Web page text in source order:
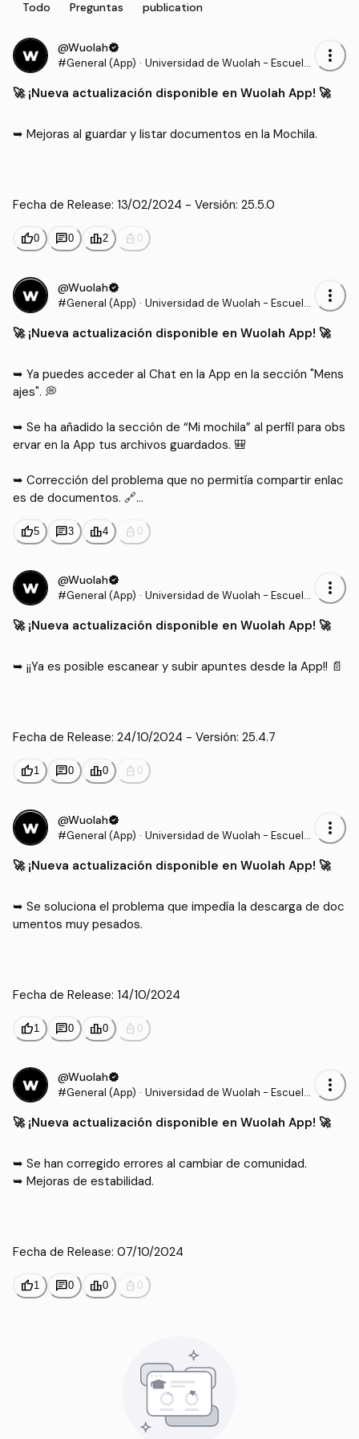
Todo Preguntas publication
@Wuolahverified
#General (App) · Universidad de Wuolah - Escuela
more_vert
🚀​ ¡Nueva actualización disponible en Wuolah App! 🚀​
➥ Mejoras al guardar y listar documentos en la Mochila.
Fecha de Release: 13/02/2024 - Versión: 25.5.0
thumb_up0 chat0 leaderboard2 personal_bag 0
@Wuolahverified
#General (App) · Universidad de Wuolah - Escuela
more_vert
🚀​ ¡Nueva actualización disponible en Wuolah App! 🚀​
➥ Ya puedes acceder al Chat en la App en la sección "Mens
ajes". 💭​
➥ Se ha añadido la sección de “Mi mochila” al perfil para obs
ervar en la App tus archivos guardados. 🎒​
➥ Corrección del problema que no permitía compartir enlac
es de documentos. 🔗​
Fecha de Release: 29/01/2024 - Versión: 25.4.9
thumb_up5 chat3 leaderboard4 personal_bag 0
@Wuolahverified
#General (App) · Universidad de Wuolah - Escuela
more_vert
🚀​ ¡Nueva actualización disponible en Wuolah App! 🚀​
➥ ¡¡Ya es posible escanear y subir apuntes desde la App!! 📄​
Fecha de Release: 24/10/2024 - Versión: 25.4.7
thumb_up1 chat0 leaderboard0 personal_bag 0
@Wuolahverified
#General (App) · Universidad de Wuolah - Escuela
more_vert
🚀​ ¡Nueva actualización disponible en Wuolah App! 🚀​
➥ Se soluciona el problema que impedía la descarga de doc
umentos muy pesados.
Fecha de Release: 14/10/2024
thumb_up1 chat0 leaderboard0 personal_bag 0
@Wuolahverified
#General (App) · Universidad de Wuolah - Escuela
more_vert
🚀​ ¡Nueva actualización disponible en Wuolah App! 🚀​
➥ Se han corregido errores al cambiar de comunidad.
➥ Mejoras de estabilidad.
Fecha de Release: 07/10/2024
thumb_up1 chat0 leaderboard0 personal_bag 0